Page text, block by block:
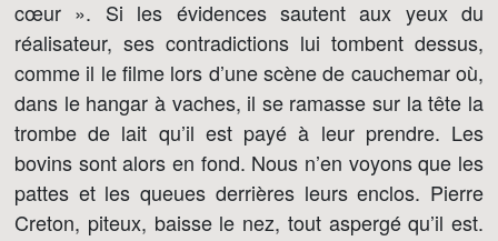
cœur ». Si les évidences sautent aux yeux du
réalisateur, ses contradictions lui tombent dessus,
comme il le filme lors d’une scène de cauchemar où,
dans le hangar à vaches, il se ramasse sur la tête la
trombe de lait qu’il est payé à leur prendre. Les
bovins sont alors en fond. Nous n’en voyons que les
pattes et les queues derrières leurs enclos. Pierre
Creton, piteux, baisse le nez, tout aspergé qu’il est.